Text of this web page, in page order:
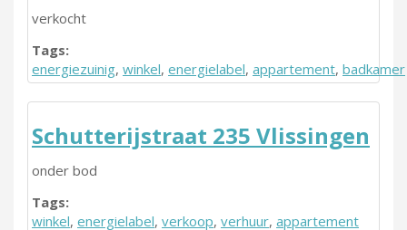
verkocht
Tags:
energiezuinig, winkel, energielabel, appartement, badkamer
Schutterijstraat 235 Vlissingen
onder bod
Tags:
winkel, energielabel, verkoop, verhuur, appartement